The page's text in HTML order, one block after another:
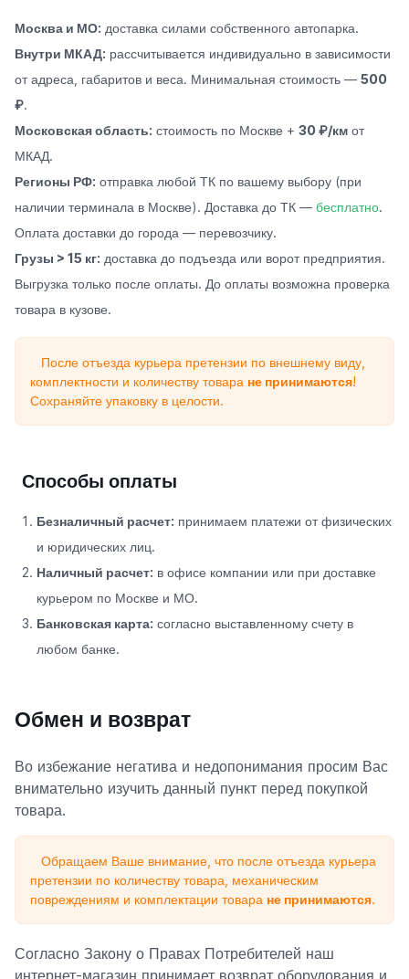
Москва и МО: доставка силами собственного автопарка.
Внутри МКАД: рассчитывается индивидуально в зависимости
от адреса, габаритов и веса. Минимальная стоимость — 500
₽.
Московская область: стоимость по Москве + 30 ₽/км от
МКАД.
Регионы РФ: отправка любой ТК по вашему выбору (при
наличии терминала в Москве). Доставка до ТК — бесплатно.
Оплата доставки до города — перевозчику.
Грузы > 15 кг: доставка до подъезда или ворот предприятия.
Выгрузка только после оплаты. До оплаты возможна проверка
товара в кузове.
После отъезда курьера претензии по внешнему виду,
комплектности и количеству товара не принимаются!
Сохраняйте упаковку в целости.
Способы оплаты
Безналичный расчет: принимаем платежи от физических
и юридических лиц.
Наличный расчет: в офисе компании или при доставке
курьером по Москве и МО.
Банковская карта: согласно выставленному счету в
любом банке.
Обмен и возврат
Во избежание негатива и недопонимания просим Вас
внимательно изучить данный пункт перед покупкой
товара.
Обращаем Ваше внимание, что после отъезда курьера
претензии по количеству товара, механическим
повреждениям и комплектации товара не принимаются.
Согласно Закону о Правах Потребителей наш
интернет-магазин принимает возврат оборудования и